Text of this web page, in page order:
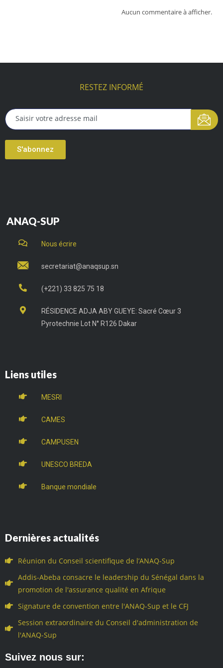
Aucun commentaire à afficher.
RESTEZ INFORMÉ
S'abonnez
ANAQ-SUP
Nous écrire
secretariat@anaqsup.sn
(+221) 33 825 75 18
RÉSIDENCE ADJA ABY GUEYE: Sacré Cœur 3
Pyrotechnie Lot N° R126 Dakar
Liens utiles
MESRI
CAMES
CAMPUSEN
UNESCO BREDA
Banque mondiale
Dernières actualités
Réunion du Conseil scientifique de l’ANAQ-Sup
Addis-Abeba consacre le leadership du Sénégal dans la
promotion de l'assurance qualité en Afrique
Signature de convention entre l'ANAQ-Sup et le CFJ
Session extraordinaire du Conseil d'administration de
l'ANAQ-Sup
Suivez nous sur: